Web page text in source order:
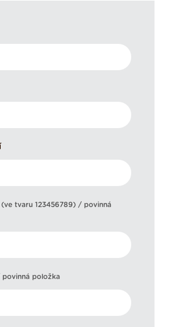
(ve tvaru 123456789) / povinná
povinná položka